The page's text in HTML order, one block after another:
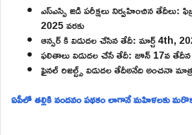
ఎస్ఎస్సి జిడి పరీక్షలు నిర్వహించిన తేదీలు:
2025 వరకు
ఆన్సర్ కి విడుదల చేసిన తేదీ: మార్చ్ 4th,
ఫలితాలు విడుదల చేసే తేదీ: జూన్ 17వ
ఫైనల్ రిజల్ట్స్ విడుదల తేదీఅనేది అంచనా
ఏపీలో తల్లికి వందనం పథకం లాగానే మహిళలకు